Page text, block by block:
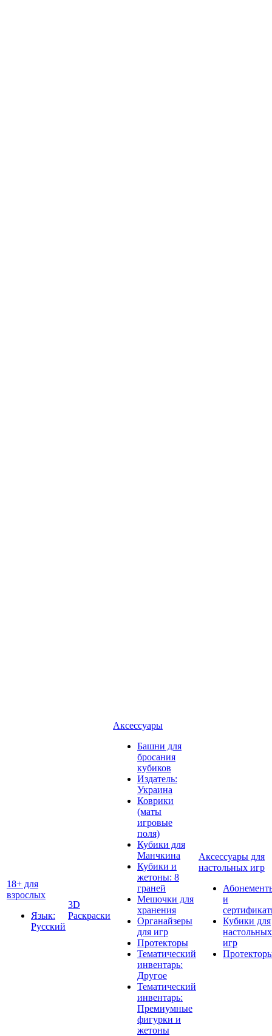
18+ для
взрослых
Язык:
Русский
3D
Раскраски
Аксессуары
Башни для
бросания
кубиков
Издатель:
Украина
Коврики
(маты
игровые
поля)
Кубики для
Манчкина
Кубики и
жетоны: 8
граней
Мешочки для
хранения
Органайзеры
для игр
Протекторы
Тематический
инвентарь:
Другое
Тематический
инвентарь:
Премиумные
фигурки и
жетоны
Аксессуары для
настольных игр
и
Кубики для
настольных
игр